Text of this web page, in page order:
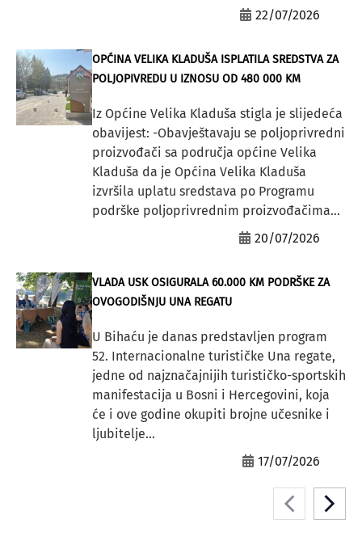
22/07/2026
OPĆINA VELIKA KLADUŠA ISPLATILA SREDSTVA ZA
POLJOPIVREDU U IZNOSU OD 480 000 KM
Iz Općine Velika Kladuša stigla je slijedeća
obavijest: -Obavještavaju se poljoprivredni
proizvođači sa područja općine Velika
Kladuša da je Općina Velika Kladuša
izvršila uplatu sredstava po Programu
podrške poljoprivrednim proizvođačima...
20/07/2026
VLADA USK OSIGURALA 60.000 KM PODRŠKE ZA
OVOGODIŠNJU UNA REGATU
U Bihaću je danas predstavljen program
52. Internacionalne turističke Una regate,
jedne od najznačajnijih turističko-sportskih
manifestacija u Bosni i Hercegovini, koja
će i ove godine okupiti brojne učesnike i
ljubitelje...
17/07/2026